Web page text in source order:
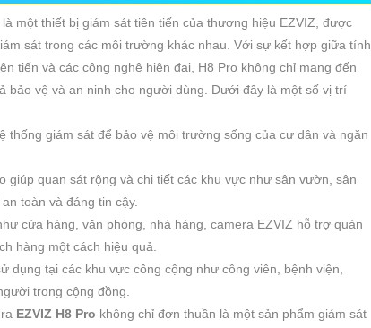
là một thiết bị giám sát tiên tiến của thương hiệu EZVIZ, được
sát trong các môi trường khác nhau. Với sự kết hợp giữa tính
tiến và các công nghệ hiện đại, H8 Pro không chỉ mang đến
bảo vệ và an ninh cho người dùng. Dưới đây là một số vị trí
thống giám sát để bảo vệ môi trường sống của cư dân và ngăn
giúp quan sát rộng và chi tiết các khu vực như sân vườn, sân
toàn và đáng tin cậy.
cửa hàng, văn phòng, nhà hàng, camera EZVIZ hỗ trợ quản
hàng một cách hiệu quả.
dụng tại các khu vực công cộng như công viên, bệnh viện,
trong cộng đồng.
EZVIZ H8 Pro không chỉ đơn thuần là một sản phẩm giám sát